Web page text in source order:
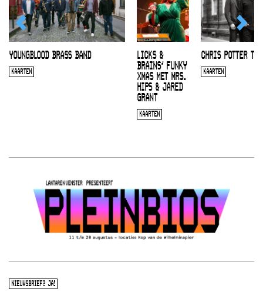
YOUNGBLOOD BRASS BAND
KAARTEN
LICKS &
BRAINS’ FUNKY
XMAS MET MRS.
HIPS & JARED
GRANT
KAARTEN
CHRIS POTTER
KAARTEN
NIEUWSBRIEF? JA!